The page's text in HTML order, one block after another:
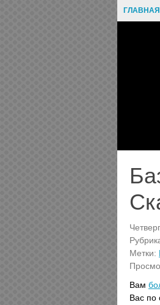
ГЛАВНАЯ
Метки:
Вам
Вас по